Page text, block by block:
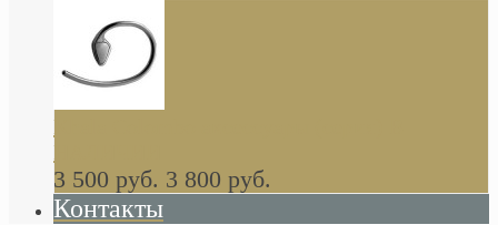
Khala Colombo аксессуары (серия) В
НАЛИЧИИ
3 500 руб. 3 800 руб.
Контакты